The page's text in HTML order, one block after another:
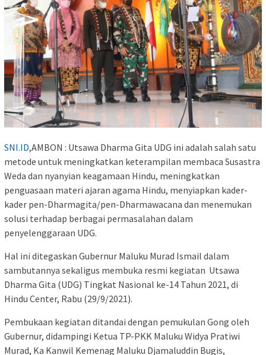
SNI.ID,AMBON : Utsawa Dharma Gita UDG ini adalah salah satu
metode untuk meningkatkan keterampilan membaca Susastra
Weda dan nyanyian keagamaan Hindu, meningkatkan
penguasaan materi ajaran agama Hindu, menyiapkan kader-
kader pen-Dharmagita/pen-Dharmawacana dan menemukan
solusi terhadap berbagai permasalahan dalam
penyelenggaraan UDG.
Hal ini ditegaskan Gubernur Maluku Murad Ismail dalam
sambutannya sekaligus membuka resmi kegiatan Utsawa
Dharma Gita (UDG) Tingkat Nasional ke-14 Tahun 2021, di
Hindu Center, Rabu (29/9/2021).
Pembukaan kegiatan ditandai dengan pemukulan Gong oleh
Gubernur, didampingi Ketua TP-PKK Maluku Widya Pratiwi
Murad, Ka Kanwil Kemenag Maluku Djamaluddin Bugis,